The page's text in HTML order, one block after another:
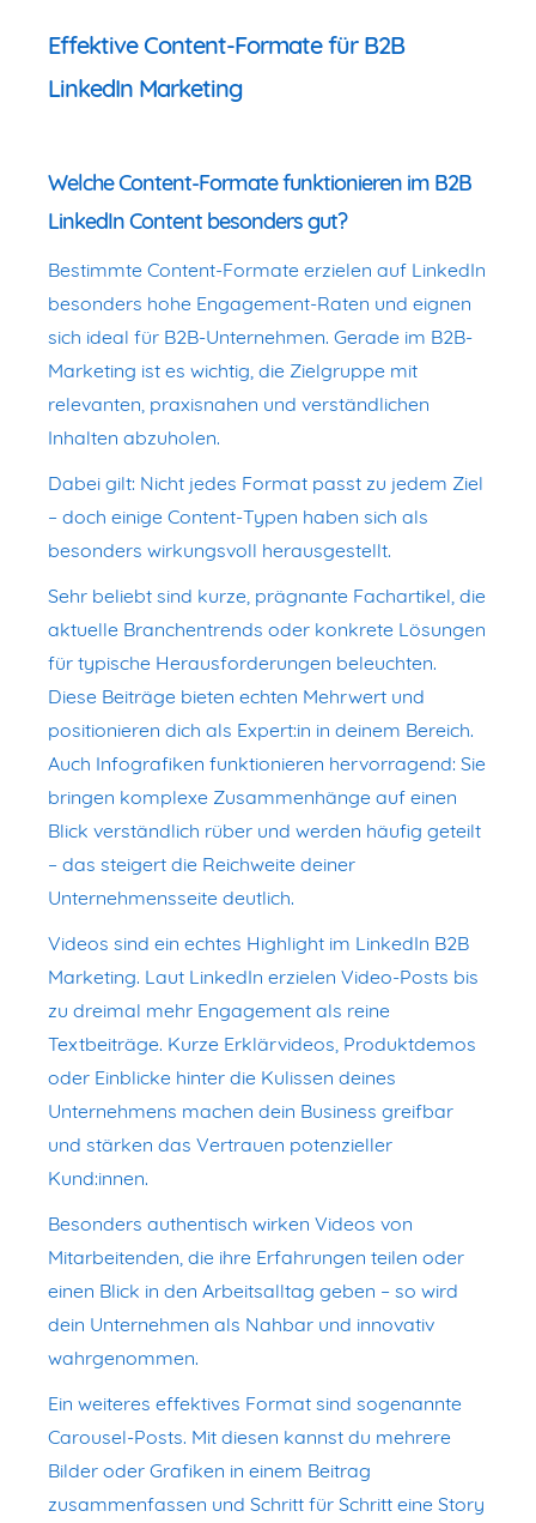
Effektive Content-Formate für B2B
LinkedIn Marketing
Welche Content-Formate funktionieren im B2B
LinkedIn Content besonders gut?
Bestimmte Content-Formate erzielen auf LinkedIn
besonders hohe Engagement-Raten und eignen
sich ideal für B2B-Unternehmen. Gerade im B2B-
Marketing ist es wichtig, die Zielgruppe mit
relevanten, praxisnahen und verständlichen
Inhalten abzuholen.
Dabei gilt: Nicht jedes Format passt zu jedem Ziel
– doch einige Content-Typen haben sich als
besonders wirkungsvoll herausgestellt.
Sehr beliebt sind kurze, prägnante Fachartikel, die
aktuelle Branchentrends oder konkrete Lösungen
für typische Herausforderungen beleuchten.
Diese Beiträge bieten echten Mehrwert und
positionieren dich als Expert:in in deinem Bereich.
Auch Infografiken funktionieren hervorragend: Sie
bringen komplexe Zusammenhänge auf einen
Blick verständlich rüber und werden häufig geteilt
– das steigert die Reichweite deiner
Unternehmensseite deutlich.
Videos sind ein echtes Highlight im LinkedIn B2B
Marketing. Laut LinkedIn erzielen Video-Posts bis
zu dreimal mehr Engagement als reine
Textbeiträge. Kurze Erklärvideos, Produktdemos
oder Einblicke hinter die Kulissen deines
Unternehmens machen dein Business greifbar
und stärken das Vertrauen potenzieller
Kund:innen.
Besonders authentisch wirken Videos von
Mitarbeitenden, die ihre Erfahrungen teilen oder
einen Blick in den Arbeitsalltag geben – so wird
dein Unternehmen als Nahbar und innovativ
wahrgenommen.
Ein weiteres effektives Format sind sogenannte
Carousel-Posts. Mit diesen kannst du mehrere
Bilder oder Grafiken in einem Beitrag
zusammenfassen und Schritt für Schritt eine Story